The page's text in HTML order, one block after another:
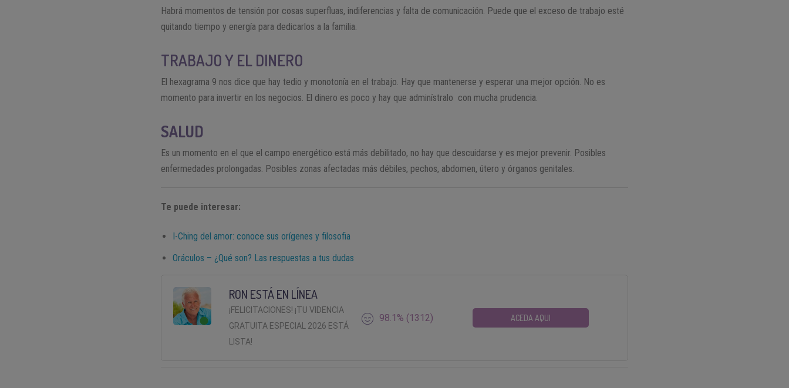
Habrá momentos de tensión por cosas superfluas, indiferencias y falta de comunicación. Puede que el exceso de trabajo esté
quitando tiempo y energía para dedicarlos a la familia.
TRABAJO Y EL DINERO
El hexagrama 9 nos dice que hay tedio y monotonía en el trabajo. Hay que mantenerse y esperar una mejor opción. No es
momento para invertir en los negocios. El dinero es poco y hay que adminístralo con mucha prudencia.
SALUD
Es un momento en el que el campo energético está más debilitado, no hay que descuidarse y es mejor prevenir. Posibles
enfermedades prolongadas. Posibles zonas afectadas más débiles, pechos, abdomen, útero y órganos genitales.
Te puede interesar:
I-Ching del amor: conoce sus orígenes y filosofia
Oráculos – ¿Qué son? Las respuestas a tus dudas
RON ESTÁ EN LÍNEA
¡FELICITACIONES! ¡TU VIDENCIA
GRATUITA ESPECIAL 2026 ESTÁ
LISTA!
98.1% (1312) ACEDA AQUI